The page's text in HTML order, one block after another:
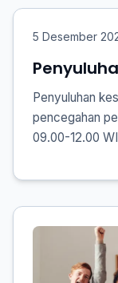
5 Desember
Penyuluhan
pencegahan
09.00-12.00